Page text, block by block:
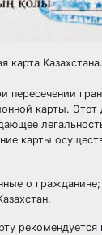
карта
пересечении
карты. Этот
карты
о гражданине;
рекомендуется